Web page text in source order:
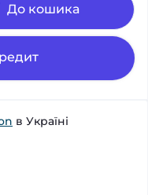
До кошика
в Україні